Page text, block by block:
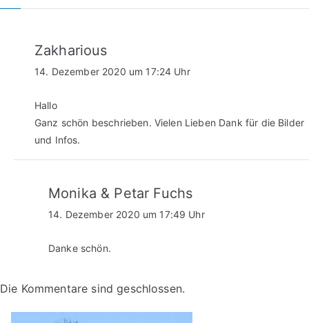
Zakharious
14. Dezember 2020 um 17:24 Uhr
Hallo
Ganz schön beschrieben. Vielen Lieben Dank für die Bilder
und Infos.
Monika & Petar Fuchs
14. Dezember 2020 um 17:49 Uhr
Danke schön.
Die Kommentare sind geschlossen.